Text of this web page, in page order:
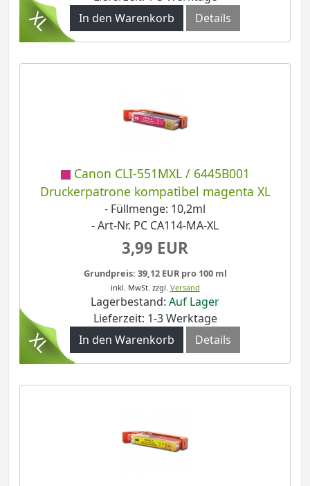
In den Warenkorb
Details
Canon CLI-551MXL / 6445B001
Druckerpatrone kompatibel magenta XL
- Füllmenge: 10,2ml
- Art-Nr. PC CA114-MA-XL
3,99 EUR
Grundpreis: 39,12 EUR pro 100 ml
inkl. MwSt. zzgl. Versand
Lagerbestand: Auf Lager
Lieferzeit: 1-3 Werktage
In den Warenkorb
Details